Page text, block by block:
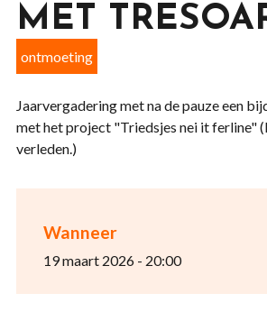
Wanneer
19 maart 2026 - 20:00
MET
ontmoeting
Jaarvergadering met na de pauze een
met het project "Triedsjes nei it ferline"
verleden.)